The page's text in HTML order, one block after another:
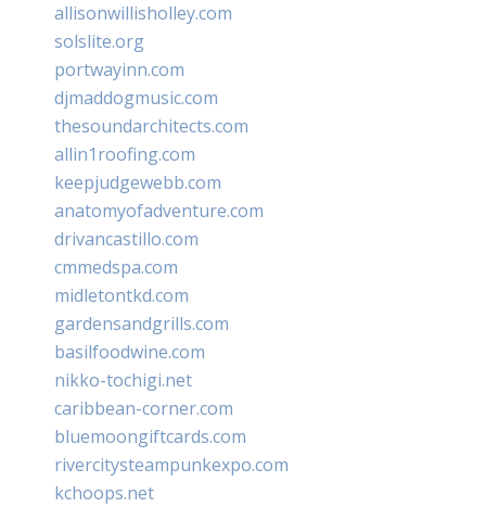
allisonwillisholley.com
solslite.org
portwayinn.com
djmaddogmusic.com
thesoundarchitects.com
allin1roofing.com
keepjudgewebb.com
anatomyofadventure.com
drivancastillo.com
cmmedspa.com
midletontkd.com
gardensandgrills.com
basilfoodwine.com
nikko-tochigi.net
caribbean-corner.com
bluemoongiftcards.com
rivercitysteampunkexpo.com
kchoops.net